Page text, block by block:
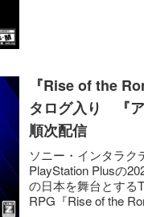
『Rise of the
タログ入り 『
順次配信
ソニー・インタラク
PlayStation Plusの
の日本を舞台とする
RPG『Rise of the